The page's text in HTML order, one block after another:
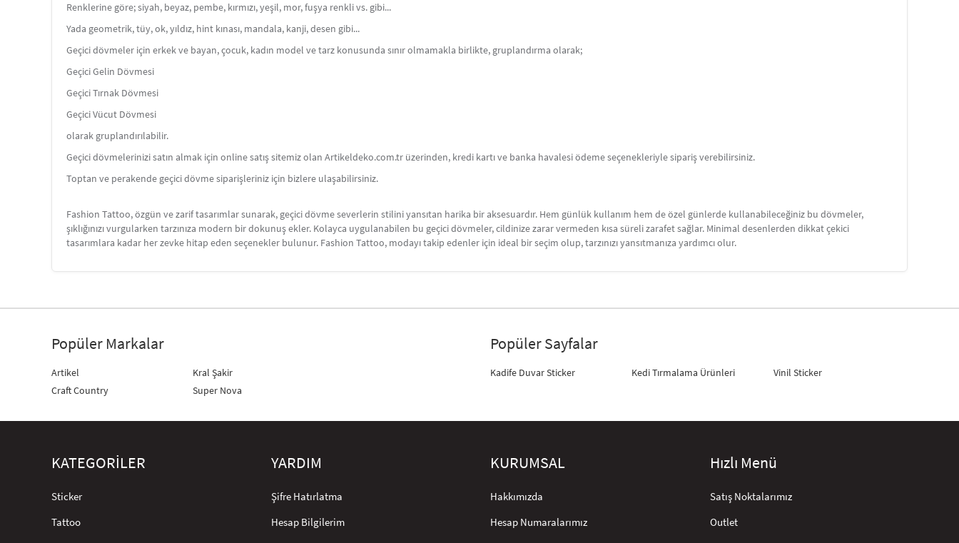
Renklerine göre; siyah, beyaz, pembe, kırmızı, yeşil, mor, fuşya renkli vs. gibi...
Yada geometrik, tüy, ok, yıldız, hint kınası, mandala, kanji, desen gibi...
Geçici dövmeler için erkek ve bayan, çocuk, kadın model ve tarz konusunda sınır olmamakla birlikte, gruplandırma olarak;
Geçici Gelin Dövmesi
Geçici Tırnak Dövmesi
Geçici Vücut Dövmesi
olarak gruplandırılabilir.
Geçici dövmelerinizi satın almak için online satış sitemiz olan Artikeldeko.com.tr üzerinden, kredi kartı ve banka havalesi ödeme seçenekleriyle sipariş verebilirsiniz.
Toptan ve perakende geçici dövme siparişleriniz için bizlere ulaşabilirsiniz.
Fashion Tattoo, özgün ve zarif tasarımlar sunarak, geçici dövme severlerin stilini yansıtan harika bir aksesuardır. Hem günlük kullanım hem de özel günlerde kullanabileceğiniz bu dövmeler,
şıklığınızı vurgularken tarzınıza modern bir dokunuş ekler. Kolayca uygulanabilen bu geçici dövmeler, cildinize zarar vermeden kısa süreli zarafet sağlar. Minimal desenlerden dikkat çekici
tasarımlara kadar her zevke hitap eden seçenekler bulunur. Fashion Tattoo, modayı takip edenler için ideal bir seçim olup, tarzınızı yansıtmanıza yardımcı olur.
Popüler Markalar
Artikel
Craft Country
Kral Şakir
Super Nova
Popüler Sayfalar
Kadife Duvar Sticker Kedi Tırmalama Ürünleri Vinil Sticker
KATEGORİLER
Sticker
Tattoo
YARDIM
Şifre Hatırlatma
Hesap Bilgilerim
KURUMSAL
Hakkımızda
Hesap Numaralarımız
Hızlı Menü
Satış Noktalarımız
Outlet